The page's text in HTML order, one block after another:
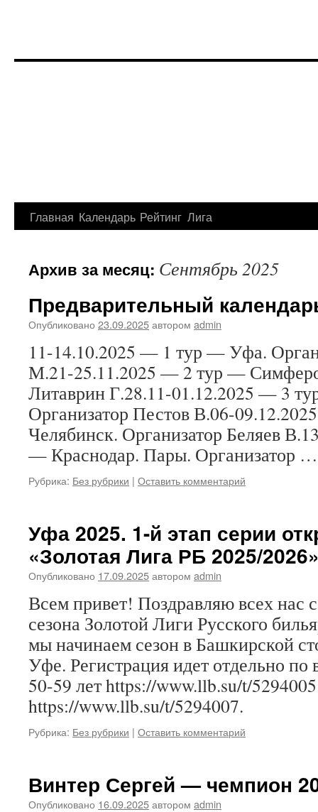
Перейти
содержимому
Главная Календарь Рейтинг Лига
Архив за месяц: Сентябрь 2025
Предварительный
Опубликовано 23.09.2025автором admin
11-14.10.2025 — 1 тур — Уфа.
М.21-25.11.2025 — 2 тур —
Литаврин Г.28.11-01.12.2025 — 3
Организатор Пестов В.06-
Челябинск. Организатор Беляев
— Краснодар. Пары. Организатор
Рубрика: Без рубрики | Оставить комментарий
Уфа 2025. 1-й этап серии
«Золотая Лига РБ 2025/
Опубликовано 17.09.2025автором admin
Всем привет! Поздравляю всех нас
сезона Золотой Лиги Русского
мы начинаем сезон в Башкирской
Уфе. Регистрация идет отдельно по
50-59 лет https://www.llb.su/t/
https://www.llb.su/t/5294007.
Рубрика: Без рубрики | Оставить комментарий
Винтер Сергей — чемпион
Опубликовано 16.09.2025автором admin